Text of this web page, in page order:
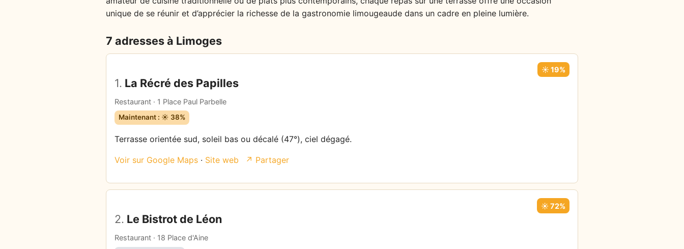
unique de se réunir et d’apprécier la richesse de la gastronomie limougeaude dans un cadre en pleine lumière.
7 adresses à Limoges
1. La Récré des Papilles
Restaurant · 1 Place Paul Parbelle
☀️ 19%
Maintenant : ☀️ 38%
Terrasse orientée sud, soleil bas ou décalé (47°), ciel dégagé.
Voir sur Google Maps · Site web ↗ Partager
2. Le Bistrot de Léon
Restaurant · 18 Place d'Aine
☀️ 72%